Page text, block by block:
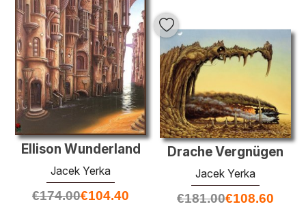
Ellison Wunderland
Jacek Yerka
€174.00€104.40
Drache Vergnügen
Jacek Yerka
€181.00€108.60